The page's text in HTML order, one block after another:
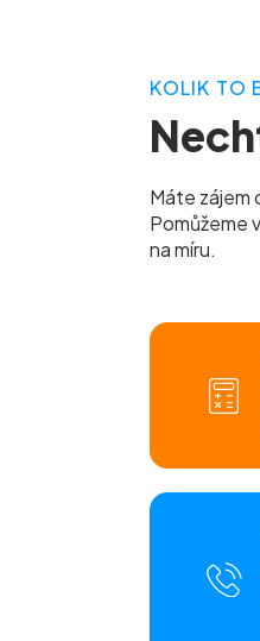
KOLIK TO
Máte zájem
Pomůžeme
na míru.